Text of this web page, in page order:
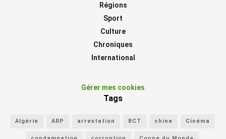
Régions
Sport
Culture
Chroniques
International
Gérer mes cookies
Tags
Algérie ARP arrestation BCT chine Cinéma